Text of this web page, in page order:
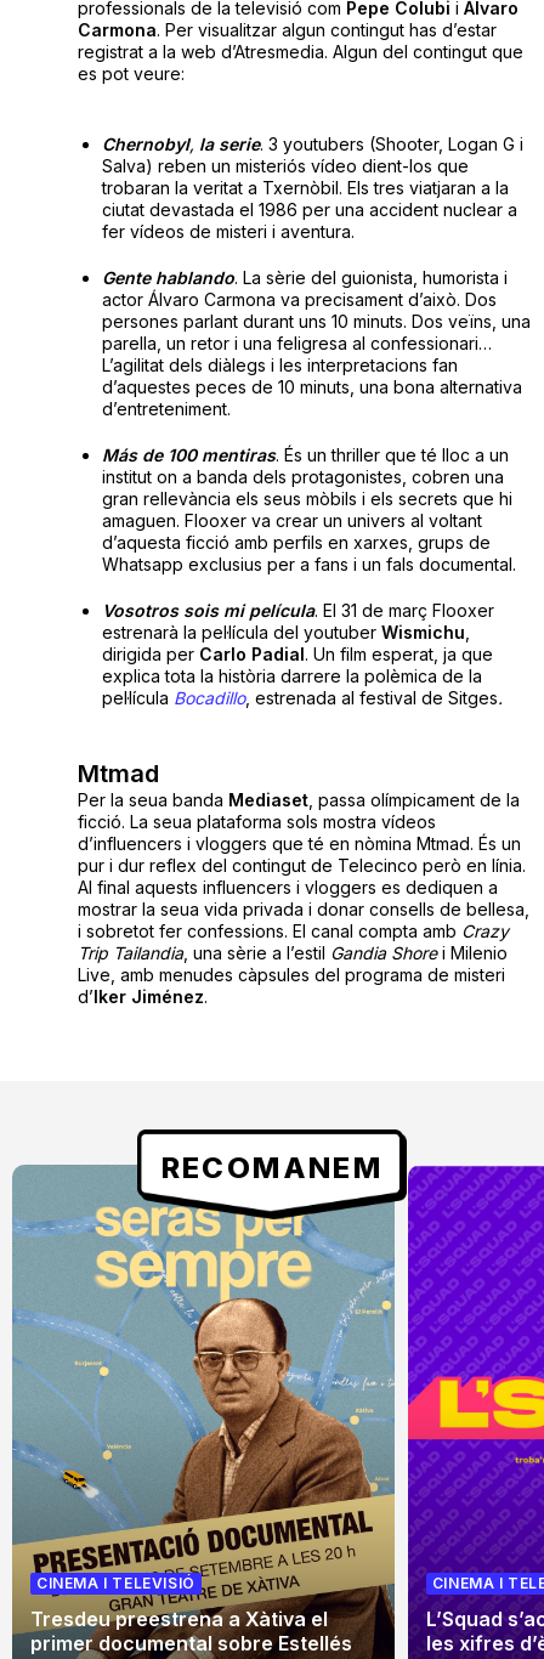
professionals de la televisió com Pepe Colubi i Álvaro
Carmona. Per visualitzar algun contingut has d’estar
registrat a la web d’Atresmedia. Algun del contingut que
es pot veure:
Chernobyl, la serie. 3 youtubers (Shooter, Logan G i
Salva) reben un misteriós vídeo dient-los que
trobaran la veritat a Txernòbil. Els tres viatjaran a la
ciutat devastada el 1986 per una accident nuclear a
fer vídeos de misteri i aventura.
Gente hablando. La sèrie del guionista, humorista i
actor Álvaro Carmona va precisament d’això. Dos
persones parlant durant uns 10 minuts. Dos veïns, una
parella, un retor i una feligresa al confessionari…
L’agilitat dels diàlegs i les interpretacions fan
d’aquestes peces de 10 minuts, una bona alternativa
d’entreteniment.
Más de 100 mentiras. És un thriller que té lloc a un
institut on a banda dels protagonistes, cobren una
gran rellevància els seus mòbils i els secrets que hi
amaguen. Flooxer va crear un univers al voltant
d’aquesta ficció amb perfils en xarxes, grups de
Whatsapp exclusius per a fans i un fals documental.
Vosotros sois mi película. El 31 de març Flooxer
estrenarà la pel·lícula del youtuber Wismichu
dirigida per Carlo Padial. Un film esperat, ja que
explica tota la història darrere la polèmica de la
pel·lícula Bocadillo, estrenada al festival de Sitges.
Mtmad
Per la seua banda Mediaset, passa olímpicament de la
ficció. La seua plataforma sols mostra vídeos
d’influencers i vloggers que té en nòmina Mtmad. És un
pur i dur reflex del contingut de Telecinco però en línia.
Al final aquests influencers i vloggers es dediquen a
mostrar la seua vida privada i donar consells de bellesa,
i sobretot fer confessions. El canal compta amb Crazy
Trip Tailandia, una sèrie a l’estil Gandia Shorei Milenio
Live, amb menudes càpsules del programa de misteri
d’Iker Jiménez.
RECOMANEM
CINEMA I TELEVISIÓ
Tresdeu preestrena a Xàtiva el
primer documental sobre Estellés
CINEMA I
L’Squad
les xifres